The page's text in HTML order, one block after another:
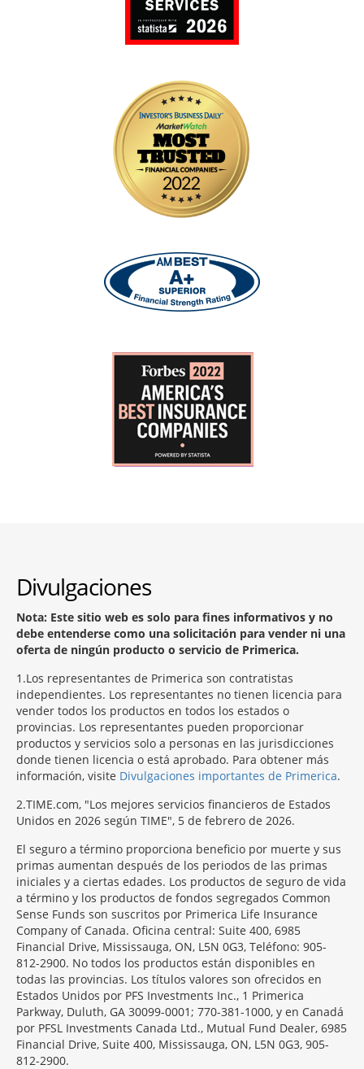
Divulgaciones
Nota: Este sitio web es solo para fines informativos y no
debe entenderse como una solicitación para vender ni una
oferta de ningún producto o servicio de Primerica.
1 Los representantes de Primerica son contratistas
independientes. Los representantes no tienen licencia para
vender todos los productos en todos los estados o
provincias. Los representantes pueden proporcionar
productos y servicios solo a personas en las jurisdicciones
donde tienen licencia o está aprobado. Para obtener más
información, visite Divulgaciones importantes de Primerica.
2 TIME.com, "Los mejores servicios financieros de Estados
Unidos en 2026 según TIME", 5 de febrero de 2026.
El seguro a término proporciona beneficio por muerte y sus
primas aumentan después de los periodos de las primas
iniciales y a ciertas edades. Los productos de seguro de vida
a término y los productos de fondos segregados Common
Sense Funds son suscritos por Primerica Life Insurance
Company of Canada. Oficina central: Suite 400, 6985
Financial Drive, Mississauga, ON, L5N 0G3, Teléfono: 905-
812-2900. No todos los productos están disponibles en
todas las provincias. Los títulos valores son ofrecidos en
Estados Unidos por PFS Investments Inc., 1 Primerica
Parkway, Duluth, GA 30099-0001; 770-381-1000, y en Canadá
por PFSL Investments Canada Ltd., Mutual Fund Dealer, 6985
Financial Drive, Suite 400, Mississauga, ON, L5N 0G3, 905-
812-2900.